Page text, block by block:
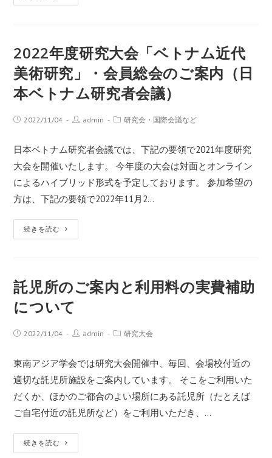
2022年度研究大会「ベトナム近代
美術研究」・会員総会のご案内（日
本ベトナム研究者会議）
2022/11/04 admin 研究会・国際会議など
日本ベトナム研究者会議では、下記の要領で2021年度研究
大会を開催いたします。 今年度の大会は対面とオンライン
によるハイブリッド形式を予定しております。 参加希望の
方は、下記の要領で2022年11月2…
続きを読む
託児所のご案内と利用料の実費補助
について
2022/11/04 admin 研究大会
東南アジア学会では研究大会開催中、毎回、会場校付近の
適切な託児所施設をご案内しています。 そこをご利用いた
だくか、ほかのご都合のよい場所にある託児所（たとえば
ご自宅付近の託児所など）をご利用いただき、…
続きを読む